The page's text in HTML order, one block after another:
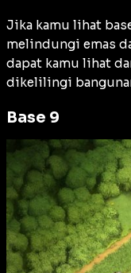
Jika kamu lihat
melindungi emas
dapat kamu lihat
dikelilingi
Base 9